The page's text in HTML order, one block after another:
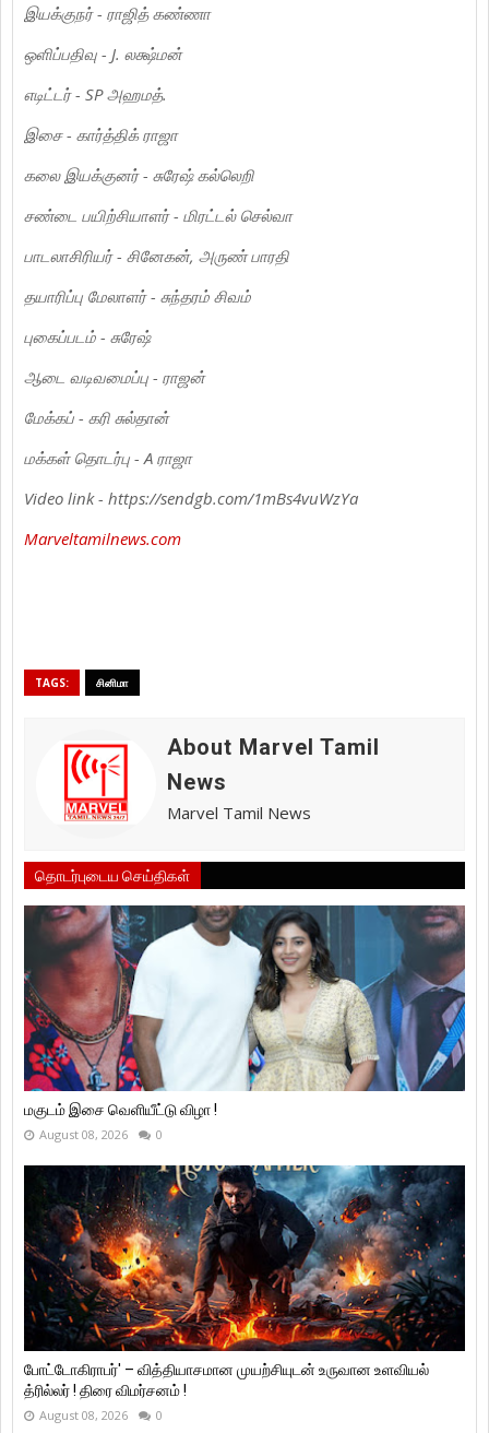
இயக்குநர் - ராஜித் கண்ணா
ஒளிப்பதிவு - J. லக்ஷ்மன்
எடிட்டர் - SP அஹமத்.
இசை - கார்த்திக் ராஜா
கலை இயக்குனர் - சுரேஷ் கல்லெறி
சண்டை பயிற்சியாளர் - மிரட்டல் செல்வா
பாடலாசிரியர் - சினேகன், அருண் பாரதி
தயாரிப்பு மேலாளர் - சுந்தரம் சிவம்
புகைப்படம் - சுரேஷ்
ஆடை வடிவமைப்பு - ராஜன்
மேக்கப் - கரி சுல்தான்
மக்கள் தொடர்பு - A ராஜா
Video link - https://sendgb.com/1mBs4vuWzYa
Marveltamilnews.com
TAGS: சினிமா
About Marvel Tamil
News
Marvel Tamil News
தொடர்புடைய செய்திகள்
மகுடம் இசை வெளியீட்டு விழா !
August 08, 2026 0
போட்டோகிராபர்' – வித்தியாசமான முயற்சியுடன் உருவான உளவியல்
த்ரில்லர் ! திரை விமர்சனம் !
August 08, 2026 0